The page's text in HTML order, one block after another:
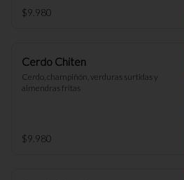
$9.980
Cerdo Chiten
Cerdo, champiñón, verduras surtidas y
almendras fritas
$9.980